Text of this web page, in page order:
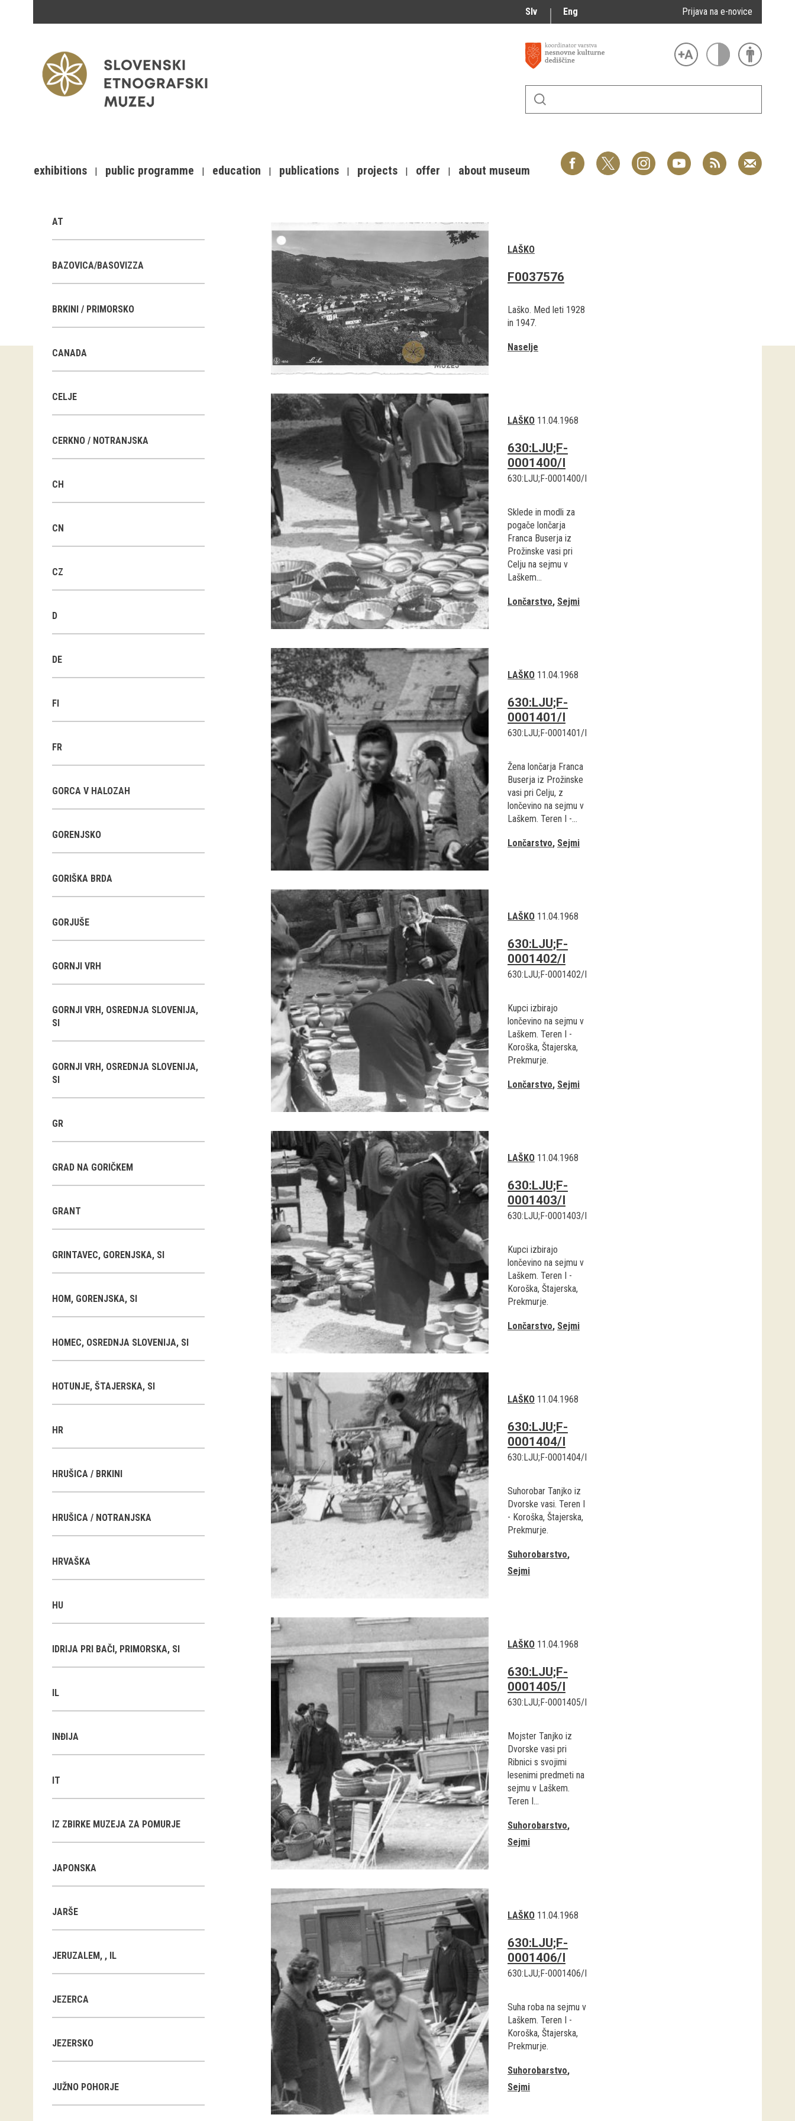
Slv Eng Prijava na e-novice
exhibitions public programme education publications projects offer about museum
AT
BAZOVICA/BASOVIZZA
BRKINI / PRIMORSKO
CANADA
CELJE
CERKNO / NOTRANJSKA
CH
CN
CZ
D
DE
FI
FR
GORCA V HALOZAH
GORENJSKO
GORIŠKA BRDA
GORJUŠE
GORNJI VRH
GORNJI VRH, OSREDNJA SLOVENIJA,
SI
GORNJI VRH, OSREDNJA SLOVENIJA,
SI
GR
GRAD NA GORIČKEM
GRANT
GRINTAVEC, GORENJSKA, SI
HOM, GORENJSKA, SI
HOMEC, OSREDNJA SLOVENIJA, SI
HOTUNJE, ŠTAJERSKA, SI
HR
HRUŠICA / BRKINI
HRUŠICA / NOTRANJSKA
HRVAŠKA
HU
IDRIJA PRI BAČI, PRIMORSKA, SI
IL
INĐIJA
IT
IZ ZBIRKE MUZEJA ZA POMURJE
JAPONSKA
JARŠE
JERUZALEM, , IL
JEZERCA
JEZERSKO
JUŽNO POHORJE
LAŠKO
F0037576
Laško. Med leti 1928
in 1947.
Naselje
LAŠKO 11.04.1968
630:LJU;F-
0001400/I
630:LJU;F-0001400/I
Sklede in modli za
pogače lončarja
Franca Buserja iz
Prožinske vasi pri
Celju na sejmu v
Laškem...
Lončarstvo Sejmi
LAŠKO 11.04.1968
630:LJU;F-
0001401/I
630:LJU;F-0001401/I
Žena lončarja Franca
Buserja iz Prožinske
vasi pri Celju, z
lončevino na sejmu v
Laškem. Teren I -...
Lončarstvo Sejmi
LAŠKO 11.04.1968
630:LJU;F-
0001402/I
630:LJU;F-0001402/I
Kupci izbirajo
lončevino na sejmu v
Laškem. Teren I -
Koroška, Štajerska,
Prekmurje.
Lončarstvo Sejmi
LAŠKO 11.04.1968
630:LJU;F-
0001403/I
630:LJU;F-0001403/I
Kupci izbirajo
lončevino na sejmu v
Laškem. Teren I -
Koroška, Štajerska,
Prekmurje.
Lončarstvo Sejmi
LAŠKO 11.04.1968
630:LJU;F-
0001404/I
630:LJU;F-0001404/I
Suhorobar Tanjko iz
Dvorske vasi. Teren I
- Koroška, Štajerska,
Prekmurje.
Suhorobarstvo
Sejmi
LAŠKO 11.04.1968
630:LJU;F-
0001405/I
630:LJU;F-0001405/I
Mojster Tanjko iz
Dvorske vasi pri
Ribnici s svojimi
lesenimi predmeti na
sejmu v Laškem.
Teren I...
Suhorobarstvo
Sejmi
LAŠKO 11.04.1968
630:LJU;F-
0001406/I
630:LJU;F-0001406/I
Suha roba na sejmu v
Laškem. Teren I -
Koroška, Štajerska,
Prekmurje.
Suhorobarstvo
Sejmi